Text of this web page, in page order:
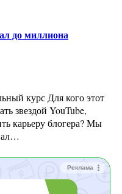
до миллиона
звездой YouTube,
карьеру блогера? Мы
Реклама